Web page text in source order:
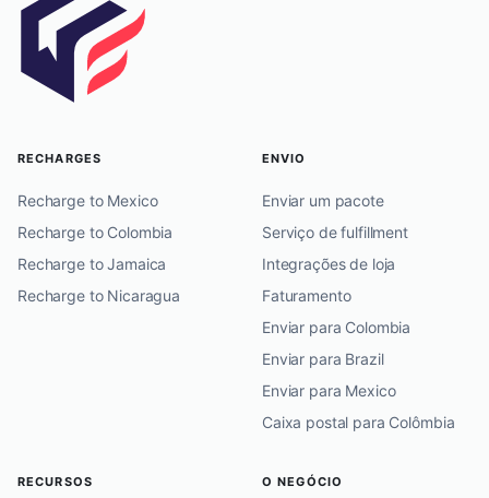
RECHARGES
Recharge to Mexico
Recharge to Colombia
Recharge to Jamaica
Recharge to Nicaragua
ENVIO
Enviar um pacote
Serviço de fulfillment
Integrações de loja
Faturamento
Enviar para Colombia
Enviar para Brazil
Enviar para Mexico
Caixa postal para Colômbia
RECURSOS O NEGÓCIO